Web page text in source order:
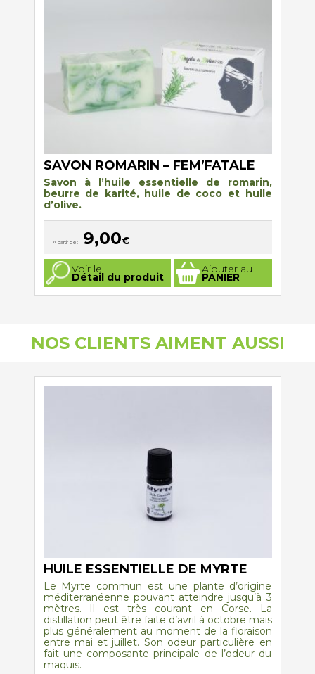
SAVON ROMARIN – FEM’FATALE
Savon à l’huile essentielle de romarin,
beurre de karité, huile de coco et huile
d’olive.
A partir de : 9,00€
Voir le
Détail du produit
Ajouter au
PANIER
Ce
produit
a
plusieurs
être
choisies
page
NOS CLIENTS AIMENT AUSSI
HUILE ESSENTIELLE DE MYRTE
Le Myrte commun est une plante d’origine
méditerranéenne pouvant atteindre jusqu’à 3
mètres. Il est très courant en Corse. La
distillation peut être faite d’avril à octobre mais
plus généralement au moment de la floraison
entre mai et juillet. Son odeur particulière en
fait une composante principale de l’odeur du
maquis.